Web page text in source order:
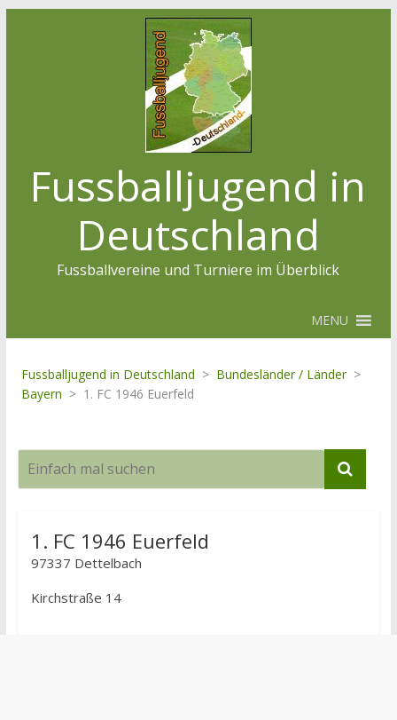
Fussballjugend in
Deutschland
Fussballvereine und Turniere im Überblick
MENU
Fussballjugend in Deutschland > Bundesländer / Länder >
Bayern > 1. FC 1946 Euerfeld
1. FC 1946 Euerfeld
97337 Dettelbach
Kirchstraße 14